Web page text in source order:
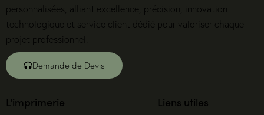
personnalisées, alliant excellence, précision, innovation
technologique et service client dédié pour valoriser chaque
projet professionnel.
Demande de Devis
L'imprimerie Liens utiles